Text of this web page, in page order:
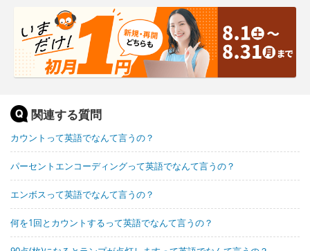
関連する質問
カウントって英語でなんて言うの？
パーセントエンコーディングって英語でなんて言うの？
エンボスって英語でなんて言うの？
何を1回とカウントするって英語でなんて言うの？